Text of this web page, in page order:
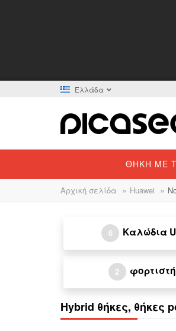
Ελλάδα
ΘΉΚΗ ΜΕ
Αρχική σελίδα » Huawei »
6 Καλώδια
2
Hybrid θήκες, θήκες